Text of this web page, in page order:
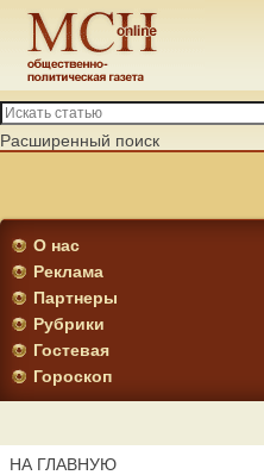
Расширенный поиск
О нас
Реклама
Партнеры
Рубрики
Гостевая
Гороскоп
НА ГЛАВНУЮ